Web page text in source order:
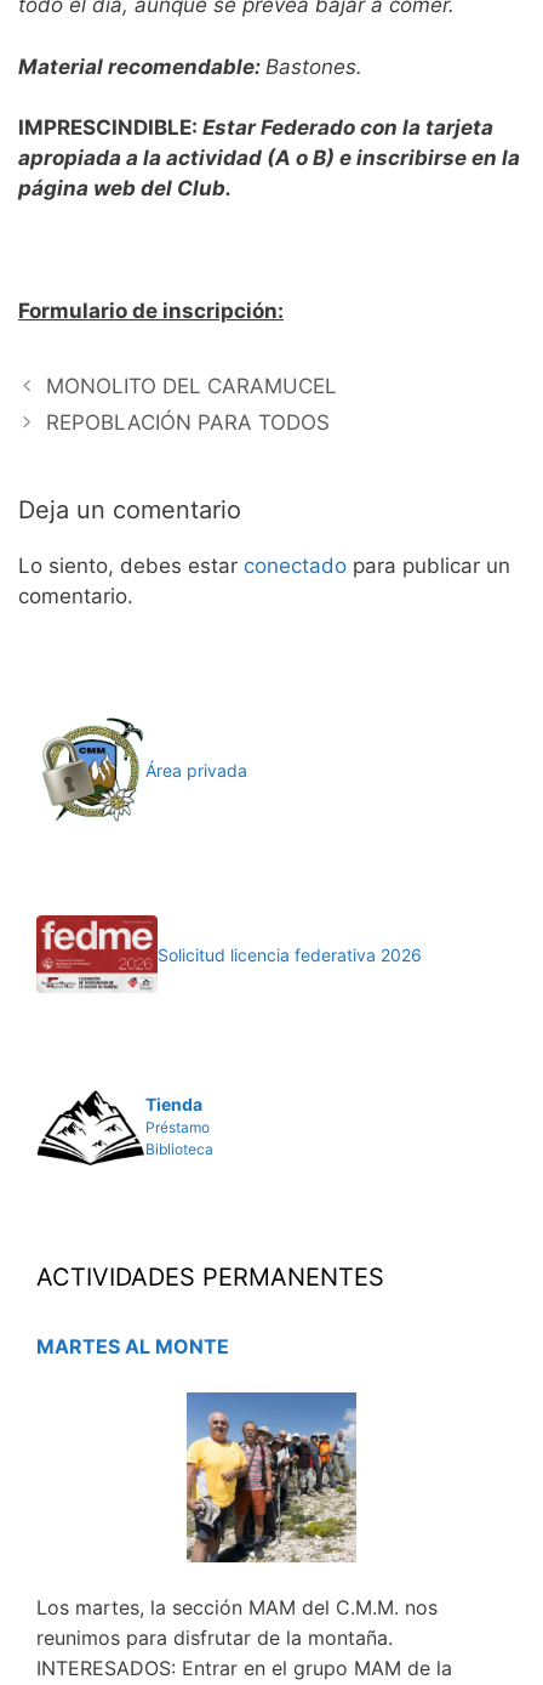
todo el día, aunque se prevea bajar a comer.
Material recomendable: Bastones.
IMPRESCINDIBLE: Estar Federado con la tarjeta
apropiada a la actividad (A o B) e inscribirse en la
página web del Club.
Formulario de inscripción:
MONOLITO DEL CARAMUCEL
REPOBLACIÓN PARA TODOS
Deja un comentario
Lo siento, debes estar conectado para publicar un
comentario.
Área privada
Solicitud licencia federativa 2026
Tienda
Préstamo
Biblioteca
ACTIVIDADES PERMANENTES
MARTES AL MONTE
Los martes, la sección MAM del C.M.M. nos
reunimos para disfrutar de la montaña.
INTERESADOS: Entrar en el grupo MAM de la